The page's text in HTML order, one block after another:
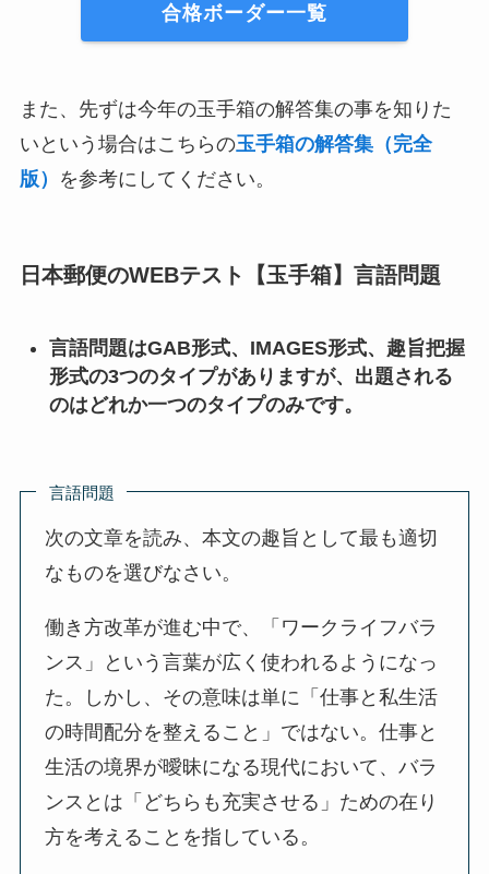
合格ボーダー一覧
また、先ずは今年の玉手箱の解答集の事を知りた
いという場合はこちらの玉手箱の解答集（完全
版）
を参考にしてください。
日本郵便のWEBテスト【玉手箱】言語問題
言語問題はGAB形式、IMAGES形式、趣旨把握
形式の3つのタイプがありますが、出題される
のはどれか一つのタイプのみです。
言語問題
次の文章を読み、本文の趣旨として最も適切
なものを選びなさい。
働き方改革が進む中で、「ワークライフバラ
ンス」という言葉が広く使われるようになっ
た。しかし、その意味は単に「仕事と私生活
の時間配分を整えること」ではない。仕事と
生活の境界が曖昧になる現代において、バラ
ンスとは「どちらも充実させる」ための在り
方を考えることを指している。